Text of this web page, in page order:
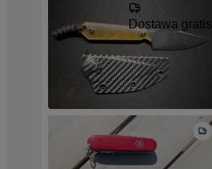
Dostawa gratis